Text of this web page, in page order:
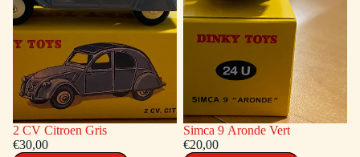
2 CV Citroen Gris
€30,00
Simca 9 Aronde Vert
€20,00